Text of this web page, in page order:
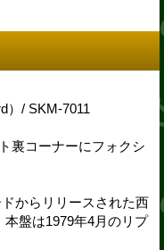
）/ SKM-7011
裏コーナーにフォクシ
からリリースされた西
盤は1979年4月のリプ